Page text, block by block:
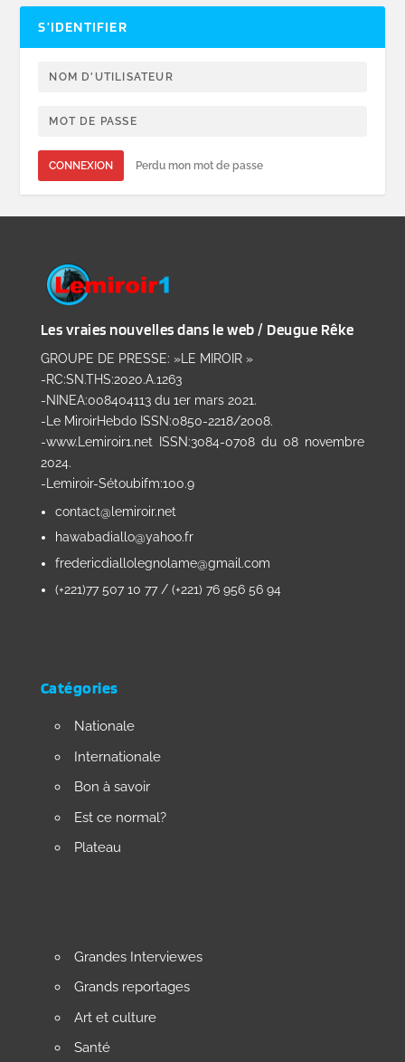
S’IDENTIFIER
CONNEXION Perdu mon mot de passe
Les vraies nouvelles dans le web / Deugue Rêke
GROUPE DE PRESSE: »LE MIROIR »
-RC:SN.THS:2020.A.1263
-NINEA:008404113 du 1er mars 2021.
-Le MiroirHebdo ISSN:0850-2218/2008.
-www.Lemiroir1.net ISSN:3084-0708 du 08 novembre
2024.
-Lemiroir-Sétoubifm:100.9
contact@lemiroir.net
hawabadiallo@yahoo.fr
fredericdiallolegnolame@gmail.com
(+221)77 507 10 77 / (+221) 76 956 56 94
Catégories
Nationale
Internationale
Bon à savoir
Est ce normal?
Plateau
Grandes Interviewes
Grands reportages
Art et culture
Santé